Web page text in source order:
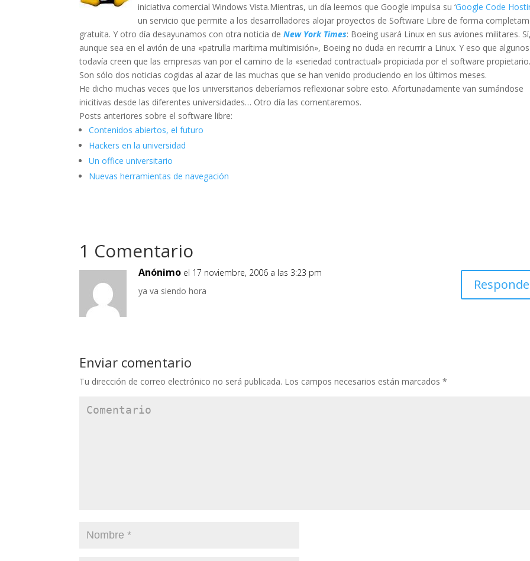
iniciativa comercial Windows Vista.Mientras, un día leemos que Google impulsa su ‘Google Code
un servicio que permite a los desarrolladores alojar proyectos de Software Libre de forma
gratuita. Y otro día desayunamos con otra noticia de New York Times: Boeing usará Linux en sus aviones militares. Sí,
aunque sea en el avión de una «patrulla marítima multimisión», Boeing no duda en recurrir a Linux. Y eso que algunos
todavía creen que las empresas van por el camino de la «seriedad contractual» propiciada por el software propietario.
Son sólo dos noticias cogidas al azar de las muchas que se han venido produciendo en los últimos meses.
He dicho muchas veces que los universitarios deberíamos reflexionar sobre esto. Afortunadamente van sumándose
inicitivas desde las diferentes universidades… Otro día las comentaremos.
Posts anteriores sobre el software libre:
Contenidos abiertos, el futuro
Hackers en la universidad
Un office universitario
Nuevas herramientas de navegación
1 Comentario
Anónimo el 17 noviembre, 2006 a las 3:23 pm
ya va siendo hora
Enviar comentario
Tu dirección de correo electrónico no será publicada. Los campos necesarios están marcados*